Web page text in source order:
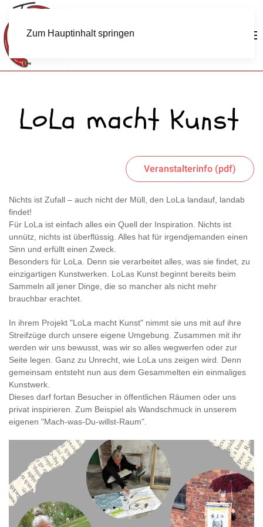
Zum Hauptinhalt springen
Veranstalterinfo (pdf)
Nichts ist Zufall – auch nicht der Müll, den LoLa landauf, landab
findet!
Für LoLa ist einfach alles ein Quell der Inspiration. Nichts ist
unnütz, nichts ist überflüssig. Alles hat für irgendjemanden einen
Sinn und erfüllt einen Zweck.
Besonders für LoLa. Denn sie verarbeitet alles, was sie findet, zu
einzigartigen Kunstwerken. LoLas Kunst beginnt bereits beim
Sammeln all jener Dinge, die so mancher als nicht mehr
brauchbar erachtet.
In ihrem Projekt "LoLa macht Kunst" nimmt sie uns mit auf ihre
Streifzüge durch unsere eigene Umgebung. Zusammen mit ihr
werden wir uns bewusst, was wir so alles wegwerfen oder zur
Seite legen. Ganz zu Unrecht, wie LoLa uns zeigen wird. Denn
gemeinsam entsteht nun aus dem Gesammelten ein einmaliges
Kunstwerk.
Dieses darf fortan Besucher in öffentlichen Räumen oder uns
privat inspirieren. Zum Beispiel als Wandschmuck in unserem
eigenen "Mach-was-Du-willst-Raum".